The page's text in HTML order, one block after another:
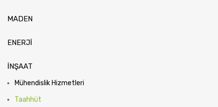
MADEN
ENERJİ
İNŞAAT
Mühendislik Hizmetleri
Taahhüt